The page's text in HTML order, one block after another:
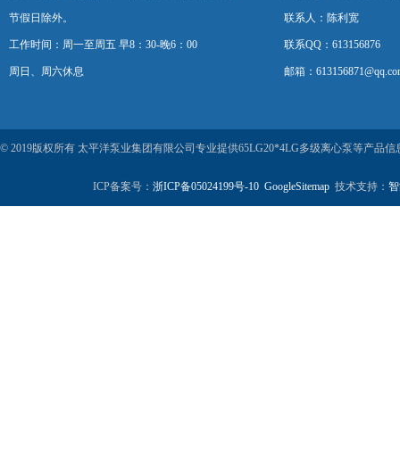
节假日除外。
工作时间：周一至周五 早8：30-晚6：00
周日、周六休息
联系人：陈利宽
联系QQ：613156876
邮箱：
© 2019版权所有 太平洋泵业集团有限公司专业提供65LG20*4LG多级离心泵等产品
ICP备案号： 浙ICP备05024199号-10 GoogleSitemap 技术支持：